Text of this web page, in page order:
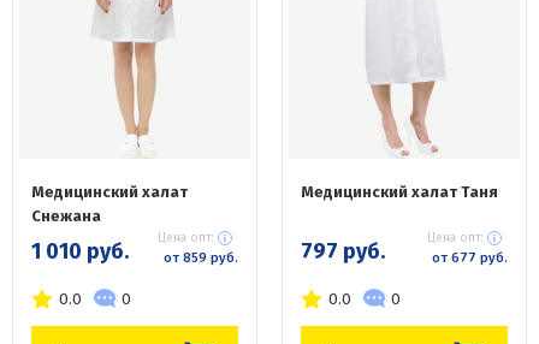
Медицинский халат
Снежана
1 010 руб. Цена опт:
от 859 руб.
0.0 0
Медицинский халат Таня
797 руб. Цена опт:
от 677 руб.
0.0 0